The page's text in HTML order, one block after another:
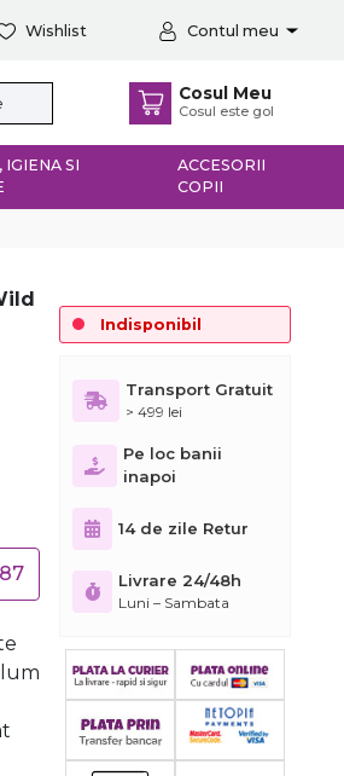
Wishlist Contul meu
Cosul Meu
Cosul este gol
IGIENA SI
ACCESORII
COPII
87
Indisponibil
Transport Gratuit
> 499 lei
Pe loc banii
inapoi
14 de zile Retur
Livrare 24/48h
Luni – Sambata